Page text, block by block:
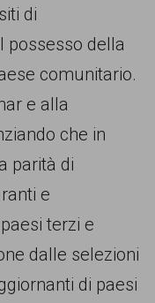
di
possesso della
comunitario.
e alla
che in
parità di
e
terzi e
dalle selezioni
di paesi